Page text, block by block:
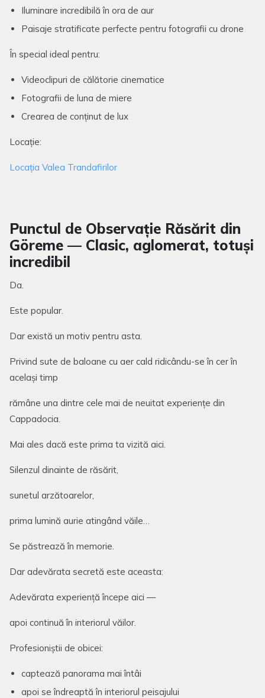
Iluminare incredibilă în ora de aur
Paisaje stratificate perfecte pentru fotografii cu drone
În special ideal pentru:
Videoclipuri de călătorie cinematice
Fotografii de luna de miere
Crearea de conținut de lux
Locație:
Locația Valea Trandafirilor
Punctul de Observație Răsărit din
Göreme — Clasic, aglomerat, totuși
incredibil
Da.
Este popular.
Dar există un motiv pentru asta.
Privind sute de baloane cu aer cald ridicându-se în cer în
același timp
rămâne una dintre cele mai de neuitat experiențe din
Cappadocia.
Mai ales dacă este prima ta vizită aici.
Silenzul dinainte de răsărit,
sunetul arzătoarelor,
prima lumină aurie atingând văile…
Se păstrează în memorie.
Dar adevărata secretă este aceasta:
Adevărata experiență începe aici —
apoi continuă în interiorul văilor.
Profesioniștii de obicei:
captează panorama mai întâi
apoi se îndreaptă în interiorul peisajului